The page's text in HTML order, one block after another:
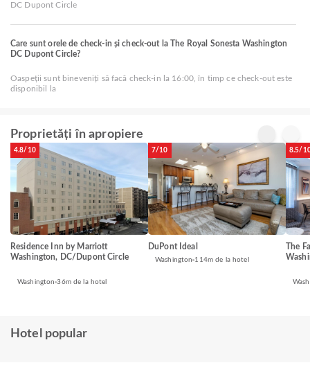
DC Dupont Circle
Care sunt orele de check-in și check-out la The Royal Sonesta Washington
DC Dupont Circle?
Oaspeții sunt bineveniți să facă check-in la 16:00, în timp ce check-out este
disponibil la
Proprietăți în apropiere
4.8/10
Residence Inn by Marriott
Washington, DC/Dupont Circle
Washington 36m de la hotel
7/10
DuPont Ideal
Washington 114m de la hotel
8.5/
The
Hotel popular